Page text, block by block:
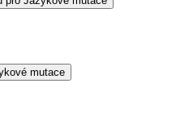
mutace